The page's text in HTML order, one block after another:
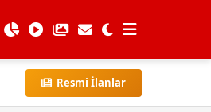
Resmi İlanlar